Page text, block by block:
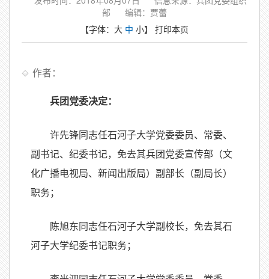
部
编辑：贾蕾
【字体： 大 中 小】 打印本页
作者：
兵团党委决定：
许先锋同志任石河子大学党委委员、常委、
副书记、纪委书记，免去其兵团党委宣传部（文
化广播电视局、新闻出版局）副部长（副局长）
职务；
陈旭东同志任石河子大学副校长，免去其石
河子大学纪委书记职务；